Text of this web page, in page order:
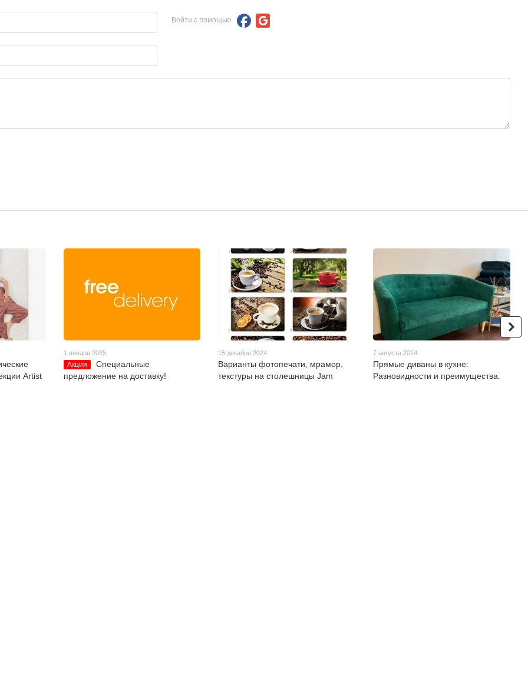
Войти с помощью
Artist
1 января 2025
Акция
Специальные
предложение на доставку!
15 декабря 2024
Варианты фотопечати, мрамор,
текстуры на столешницы Jam
7 августа 2024
Прямые диваны в кухне:
Разновидности и преимущества.